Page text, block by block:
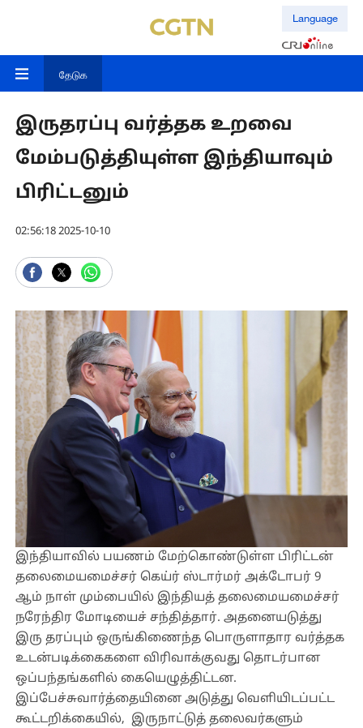
Language
தேடுக
இருதரப்பு வர்த்தக உறவை
மேம்படுத்தியுள்ள இந்தியாவும்
பிரிட்டனும்
02:56:18 2025-10-10
இந்தியாவில் பயணம் மேற்கொண்டுள்ள பிரிட்டன்
தலைமையமைச்சர் கெய்ர் ஸ்டார்மர் அக்டோபர் 9
ஆம் நாள் மும்பையில் இந்தியத் தலைமையமைச்சர்
நரேந்திர மோடியைச் சந்தித்தார். அதனையடுத்து
இரு தரப்பும் ஒருங்கிணைந்த பொருளாதார வர்த்தக
உடன்படிக்கைகளை விரிவாக்குவது தொடர்பான
ஒப்பந்தங்களில் கையெழுத்திட்டன.
இப்பேச்சுவார்த்தையினை அடுத்து வெளியிடப்பட்ட
கூட்டறிக்கையில், இருநாட்டுத் தலைவர்களும்